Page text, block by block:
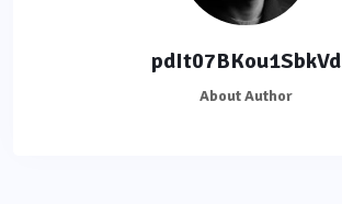
pdIt07BKou1SbkVd
About Author